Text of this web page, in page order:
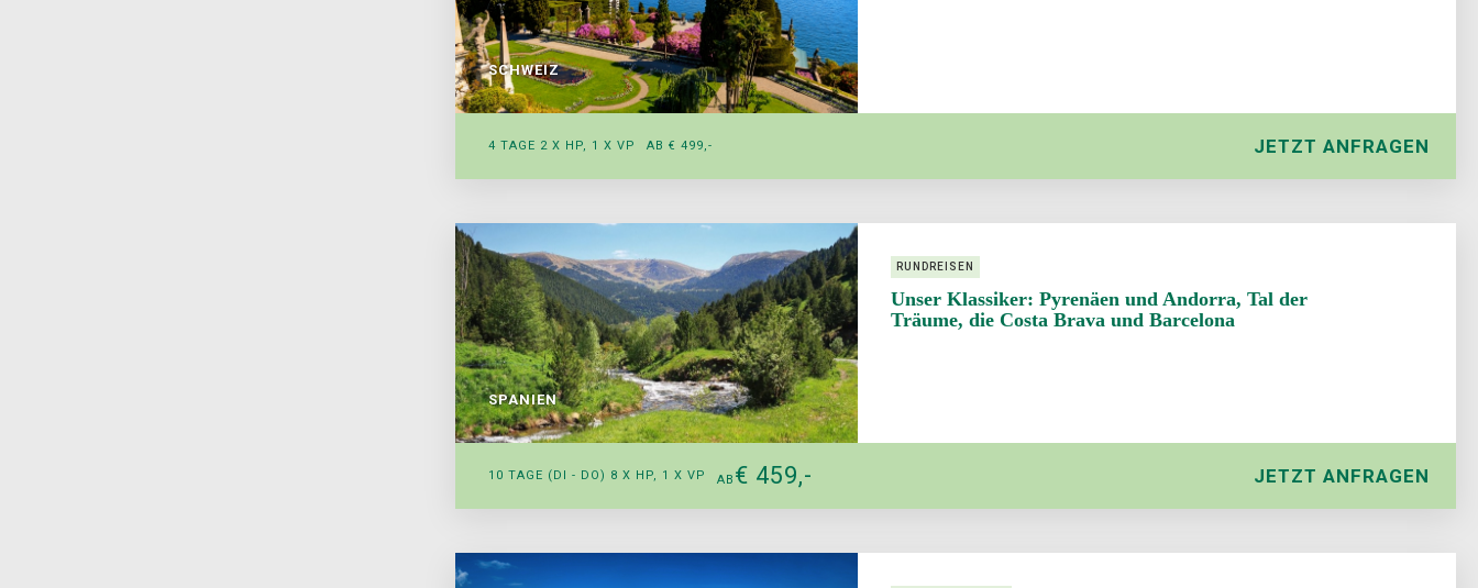
SCHWEIZ
JETZT ANFRAGEN
4 TAGE 2 X HP, 1 X VP AB € 499,-
SPANIEN
RUNDREISEN
Unser Klassiker: Pyrenäen und Andorra, Tal der
Träume, die Costa Brava und Barcelona
JETZT ANFRAGEN
10 TAGE (DI - DO) 8 X HP, 1 X VP AB € 459,-